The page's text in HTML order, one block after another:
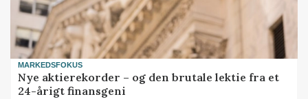
MARKEDSFOKUS
Nye aktierekorder – og den brutale lektie fra et
24-årigt finansgeni